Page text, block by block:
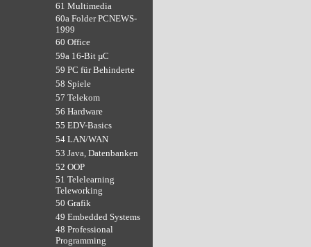
61 Multimedia
60a Folder PCNEWS-
1999
60 Office
59a 16-Bit µC
59 PC für Behinderte
58 Spiele
57 Telekom
56 Hardware
55 EDV-Basics
54 LAN/WAN
53 Java, Datenbanken
52 OOP
51 Telelearning
Teleworking
50 Grafik
49 Embedded Systems
48 Professional
Programming